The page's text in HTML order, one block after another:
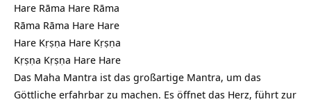
Hare Rāma Hare Rāma
Rāma Rāma Hare Hare
Hare Kṛṣṇa Hare Kṛṣṇa
Kṛṣṇa Kṛṣṇa Hare Hare
Das Maha Mantra ist das großartige Mantra, um das
Göttliche erfahrbar zu machen. Es öffnet das Herz, führt zur